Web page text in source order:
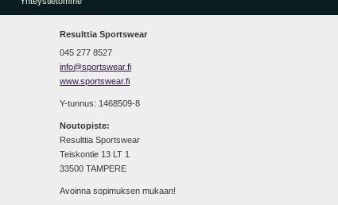
Resulttia Sportswear
045 277 8527
info@sportswear.fi
www.sportswear.fi
Y-tunnus: 1468509-8
Noutopiste:
Resulttia Sportswear
Teiskontie 13 LT 1
33500 TAMPERE
Avoinna sopimuksen mukaan!